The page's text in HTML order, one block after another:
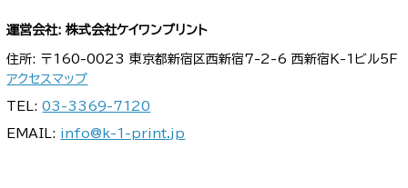
運営会社: 株式会社ケイワンプリント
住所: 〒160-0023 東京都新宿区西新宿7-2-6 西新宿K-1ビル5F
アクセスマップ
TEL:03-3369-7120
EMAIL: info@k-1-print.jp